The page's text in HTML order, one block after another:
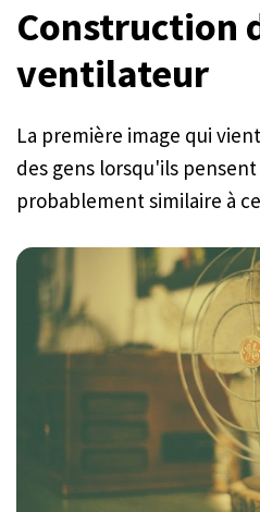
Construction
ventilateur
La première image qui
des gens lorsqu'ils
probablement similaire à